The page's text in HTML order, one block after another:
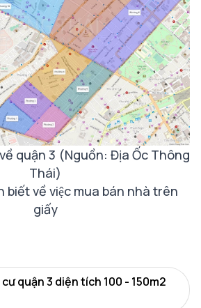
quận 3 (Nguồn: Địa Ốc Thông
Thái)
biết về việc mua bán nhà trên
giấy
quận 3 diện tích 100 - 150m2